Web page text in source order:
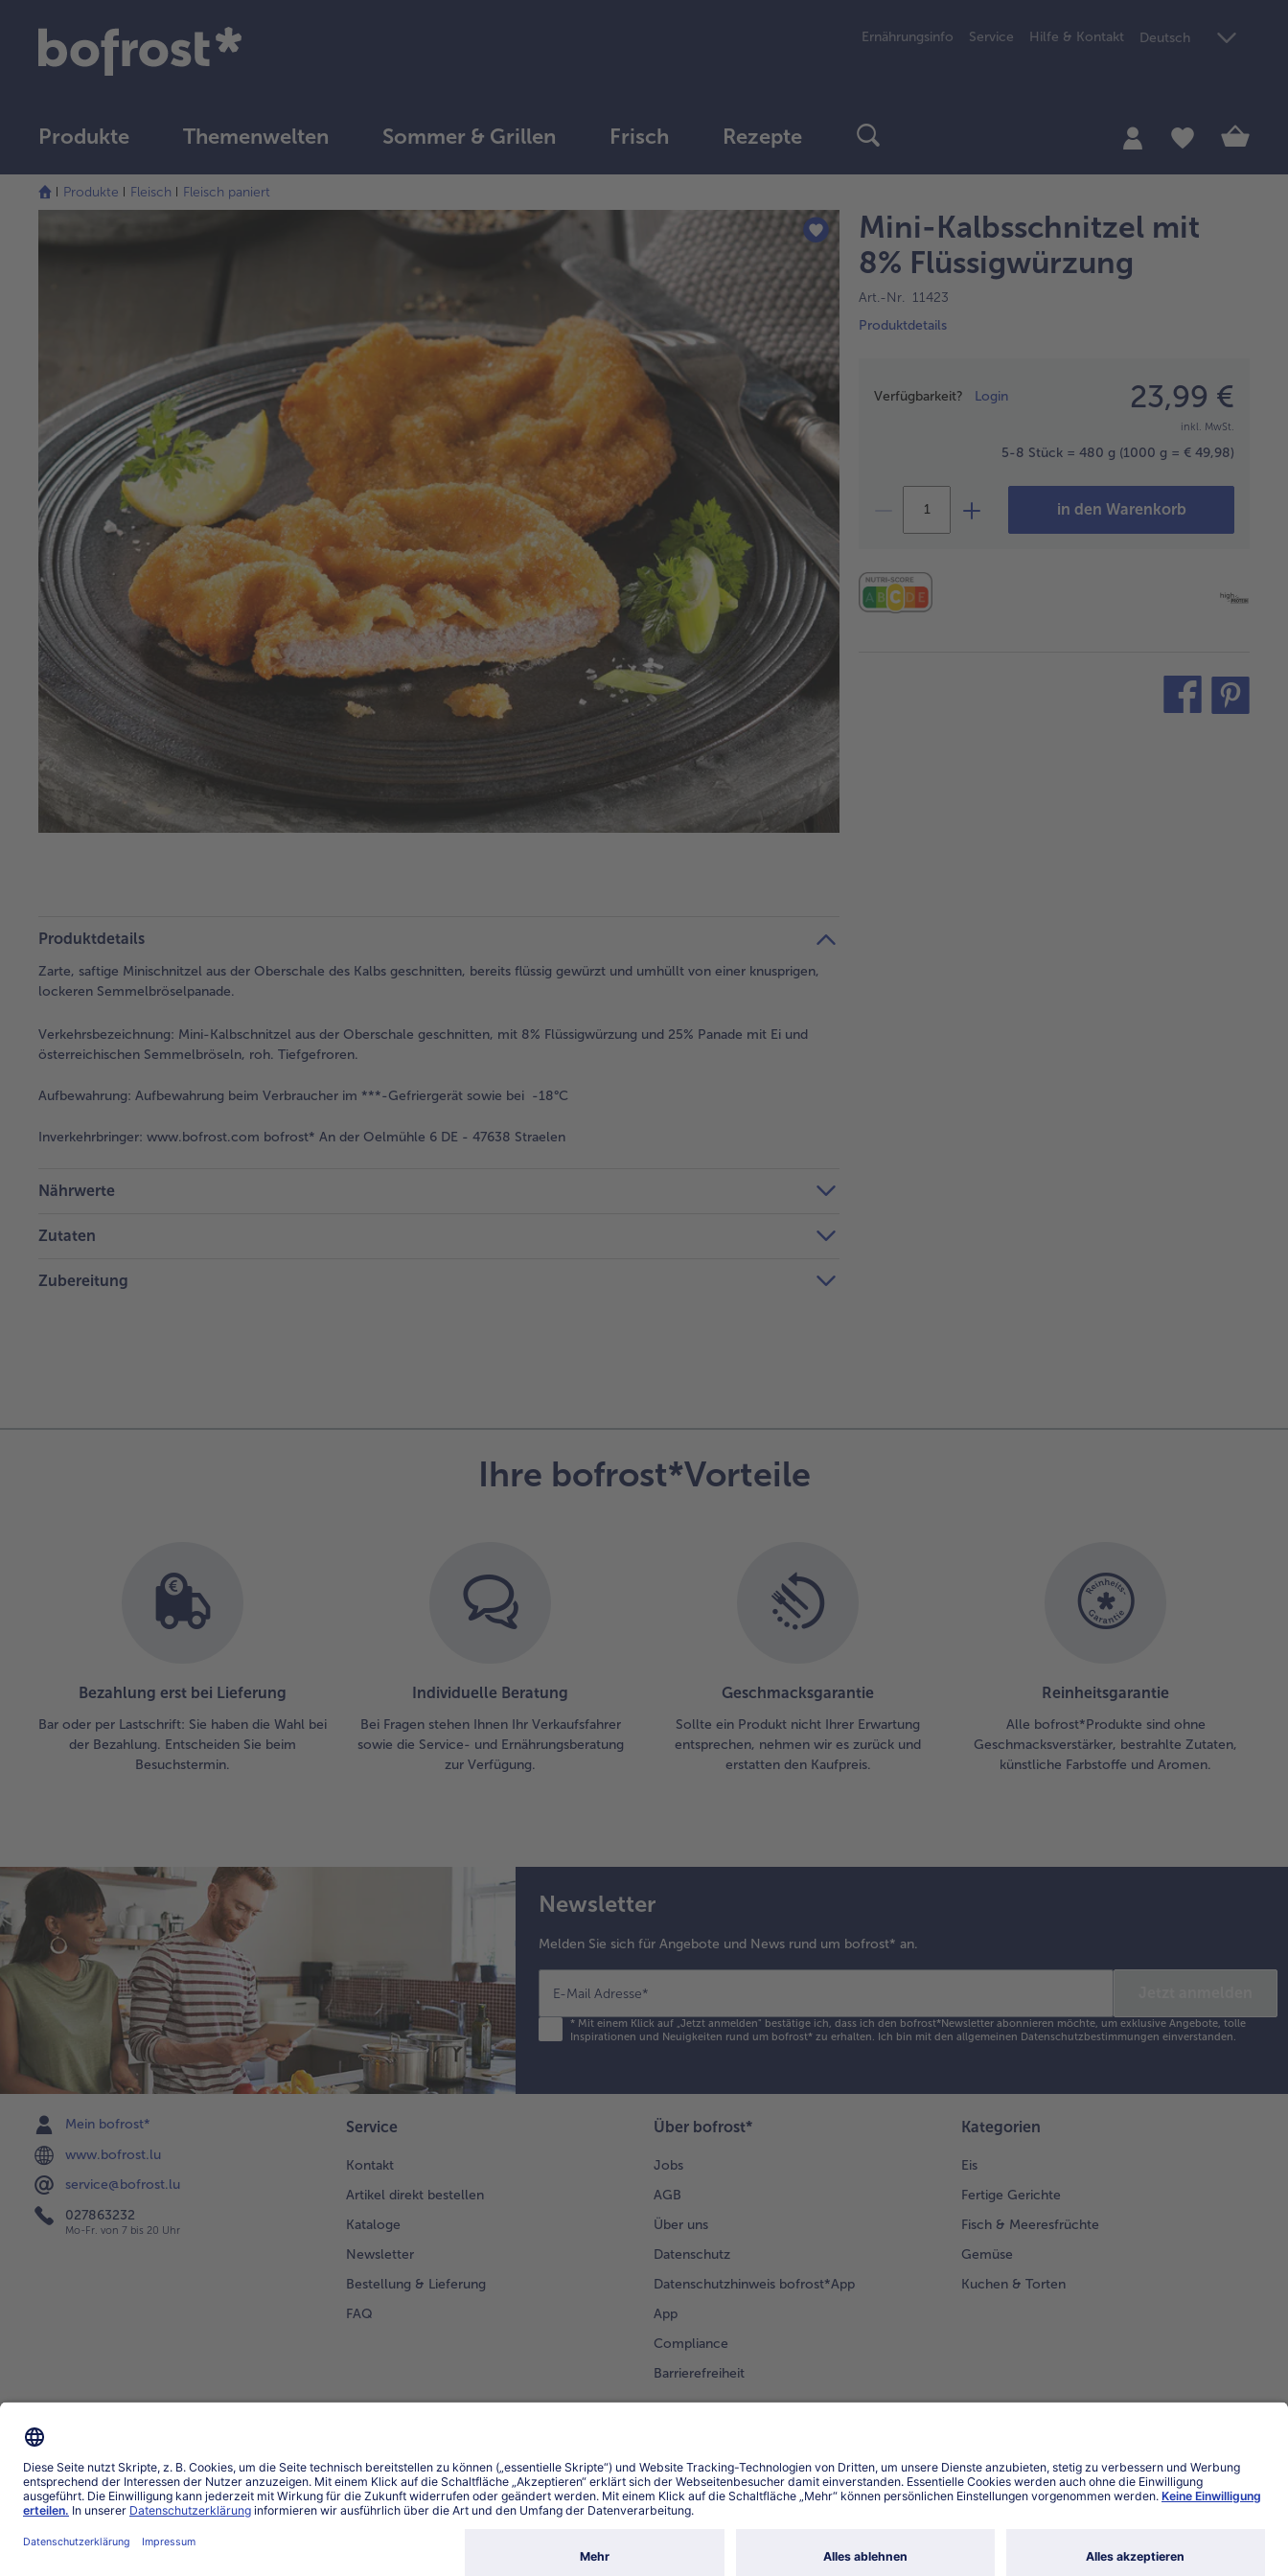
Ernährungsinfo Service Hilfe & Kontakt Deutsch
Produkte Themenwelten Sommer & Grillen Frisch Rezepte
Produkte Fleisch Fleisch paniert
Mini-Kalbsschnitzel mit
8% Flüssigwürzung
Art.-Nr. 11423
Produktdetails
Verfügbarkeit? Login 23,99 €
inkl. MwSt.
5-8 Stück = 480 g (1000 g = € 49,98)
in den Warenkorb
teilen
Produktdetails
Zarte, saftige Minischnitzel aus der Oberschale des Kalbs geschnitten, bereits flüssig gewürzt und umhüllt von einer knusprigen,
lockeren Semmelbröselpanade.
Verkehrsbezeichnung: Mini-Kalbschnitzel aus der Oberschale geschnitten, mit 8% Flüssigwürzung und 25% Panade mit Ei und
österreichischen Semmelbröseln, roh. Tiefgefroren.
Aufbewahrung: Aufbewahrung beim Verbraucher im ***-Gefriergerät sowie bei -18°C
Inverkehrbringer: www.bofrost.com bofrost* An der Oelmühle 6 DE - 47638 Straelen
Nährwerte
Zutaten
Zubereitung
Ihre bofrost*Vorteile
Bezahlung erst bei Lieferung
Bar oder per Lastschrift: Sie haben die Wahl bei
der Bezahlung. Entscheiden Sie beim
Besuchstermin.
Individuelle Beratung
Bei Fragen stehen Ihnen Ihr Verkaufsfahrer
sowie die Service- und Ernährungsberatung
zur Verfügung.
Geschmacksgarantie
Sollte ein Produkt nicht Ihrer Erwartung
entsprechen, nehmen wir es zurück und
erstatten den Kaufpreis.
Reinheitsgarantie
Alle bofrost*Produkte sind ohne
Geschmacksverstärker, bestrahlte Zutaten,
künstliche Farbstoffe und Aromen.
Newsletter
Melden Sie sich für Angebote und News rund um bofrost* an.
E-Mail Adresse*
*Mit einem Klick auf „Jetzt anmelden" bestätige ich, dass ich den bofrost*Newsletter abonnieren möchte, um exklusive Angebote, tolle
Inspirationen und Neuigkeiten rund um bofrost* zu erhalten. Ich bin mit den allgemeinen Datenschutzbestimmungen einverstanden.
Mein bofrost*
www.bofrost.lu
service@bofrost.lu
027863232
Mo-Fr. von 7 bis 20 Uhr
Service
Kontakt
Artikel direkt bestellen
Kataloge
Newsletter
Bestellung & Lieferung
FAQ
Über bofrost*
Jobs
AGB
Über uns
Datenschutz
Datenschutzhinweis bofrost*App
App
Compliance
Barrierefreiheit
Kategorien
Eis
Fertige Gerichte
Fisch & Meeresfrüchte
Gemüse
Kuchen & Torten
Land / Sprache wählen